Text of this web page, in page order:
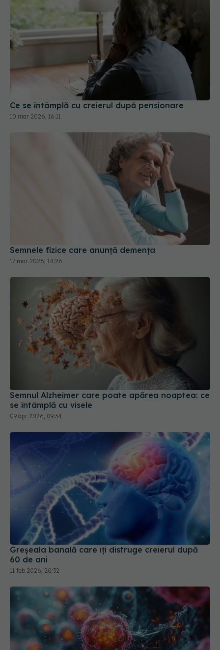
Ce se întâmplă cu creierul după pensionare
10 mar 2026, 16:11
Semnele fizice care anunță demența
17 mar 2026, 14:26
Semnul Alzheimer care poate apărea noaptea: ce
se întâmplă cu visele
09 apr 2026, 09:34
Greșeala banală care îți distruge creierul după
60 de ani
11 feb 2026, 20:32